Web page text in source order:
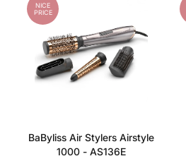
NICE
PRICE
BaByliss Air Stylers Airstyle
1000 - AS136E